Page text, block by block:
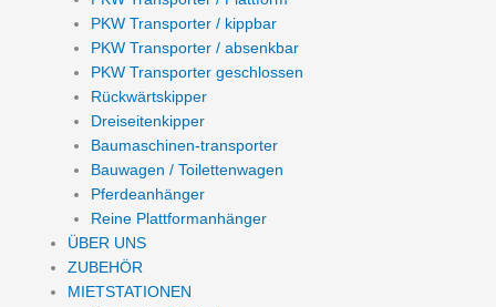
PKW Transporter / kippbar
PKW Transporter / absenkbar
PKW Transporter geschlossen
Rückwärtskipper
Dreiseitenkipper
Baumaschinen-transporter
Bauwagen / Toilettenwagen
Pferdeanhänger
Reine Plattformanhänger
ÜBER UNS
ZUBEHÖR
MIETSTATIONEN